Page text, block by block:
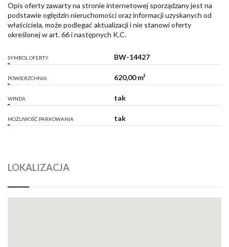
Opis oferty zawarty na stronie internetowej sporządzany jest na
podstawie oględzin nieruchomości oraz informacji uzyskanych od
właściciela, może podlegać aktualizacji i nie stanowi oferty
określonej w art. 66 i następnych K.C.
SYMBOL OFERTY BW-14427
POWIERZCHNIA 620,00 m²
WINDA tak
MOŻLIWOŚĆ PARKOWANIA tak
LOKALIZACJA